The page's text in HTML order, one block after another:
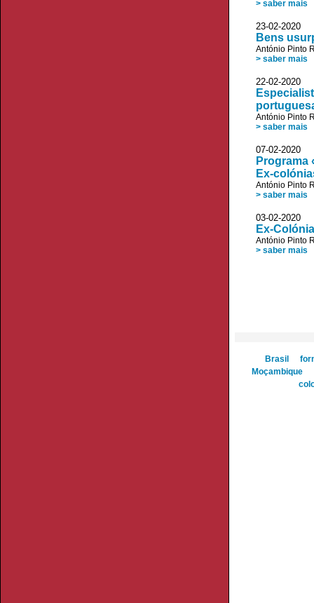
> saber mais
23-02-2020
Bens
António Pinto
> saber mais
22-02-2020
António Pinto
> saber mais
07-02-
Programa
Ex-
António Pinto
> saber mais
03-02-
Ex-
António Pinto
> saber mais
Brasil
Moçambique